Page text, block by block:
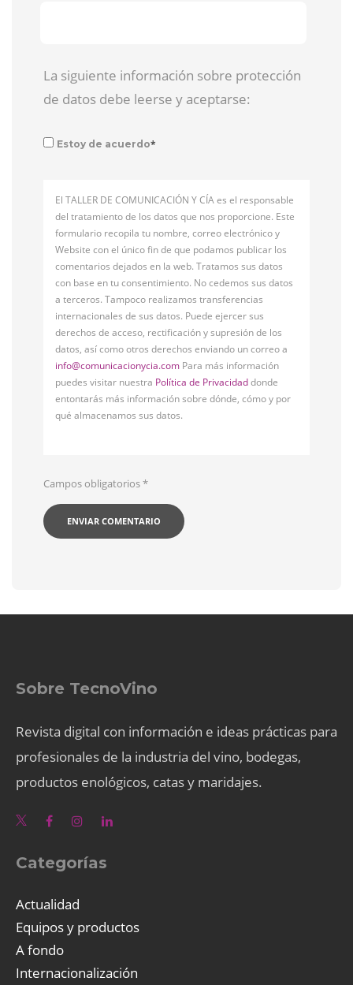
La siguiente información sobre protección
de datos debe leerse y aceptarse:
Estoy de acuerdo*
El TALLER DE COMUNICACIÓN Y CÍA es el responsable
del tratamiento de los datos que nos proporcione. Este
formulario recopila tu nombre, correo electrónico y
Website con el único fin de que podamos publicar los
comentarios dejados en la web. Tratamos sus datos
con base en tu consentimiento. No cedemos sus datos
a terceros. Tampoco realizamos transferencias
internacionales de sus datos. Puede ejercer sus
derechos de acceso, rectificación y supresión de los
datos, así como otros derechos enviando un correo a
info@comunicacionycia.com Para más información
puedes visitar nuestra Política de Privacidaddonde
entontarás más información sobre dónde, cómo y por
qué almacenamos sus datos.
Campos obligatorios*
Sobre TecnoVino
Revista digital con información e ideas prácticas para
profesionales de la industria del vino, bodegas,
productos enológicos, catas y maridajes.
Categorías
Actualidad
Equipos y productos
A fondo
Internacionalización